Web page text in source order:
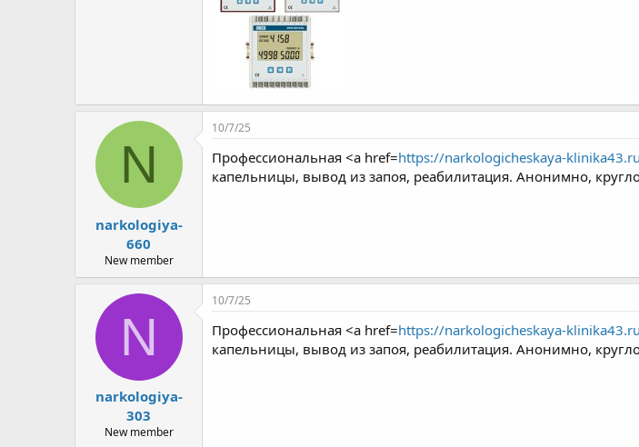
N
narkologiya-
660
New member
10/7/25
Профессиональная <a href=https://narkologicheskaya-
капельницы, вывод из запоя, реабилитация. Анонимно,
N
narkologiya-
303
New member
10/7/25
Профессиональная <a href=https://narkologicheskaya-
капельницы, вывод из запоя, реабилитация. Анонимно,